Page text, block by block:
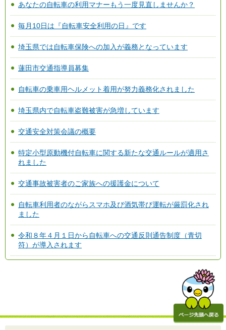
あなたの自転車の利用マナーもう一度見直しませんか？
毎月10日は『自転車安全利用の日』です
埼玉県では自転車保険への加入が義務となっています
蓮田市交通指導員募集
自転車の乗車用ヘルメット着用が努力義務化されました
埼玉県内で自転車盗難被害が急増しています
交通安全対策会議の概要
特定小型原動機付自転車に関する新たな交通ルールが適用さ
れました
交通事故被害者のご家族への援護金について
自転車利用者のながらスマホ及び酒気帯び運転が厳罰化され
ました
令和８年４月１日から自転車への交通反則通告制度（青切
符）が導入されます